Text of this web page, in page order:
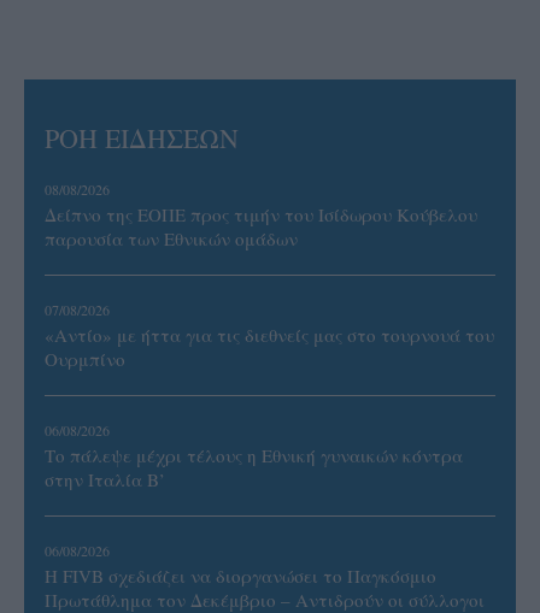
ΡΟΗ ΕΙΔΗΣΕΩΝ
08/08/2026
Δείπνο της ΕΟΠΕ προς τιμήν του Ισίδωρου Κούβελου
παρουσία των Εθνικών ομάδων
07/08/2026
«Αντίο» με ήττα για τις διεθνείς μας στο τουρνουά του
Ουρμπίνο
06/08/2026
Το πάλεψε μέχρι τέλους η Εθνική γυναικών κόντρα
στην Ιταλία Β’
06/08/2026
Η FIVB σχεδιάζει να διοργανώσει το Παγκόσμιο
Πρωτάθλημα τον Δεκέμβριο – Αντιδρούν οι σύλλογοι